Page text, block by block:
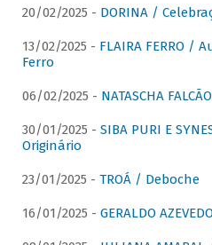
20/02/2025 - DORINA /
13/02/2025 - FLAIRA FERRO /
Ferro
06/02/2025 - NATASCHA FALCÃO
30/01/2025 - SIBA PURI E
Originário
23/01/2025 - TROÁ / Deboche
16/01/2025 - GERALDO